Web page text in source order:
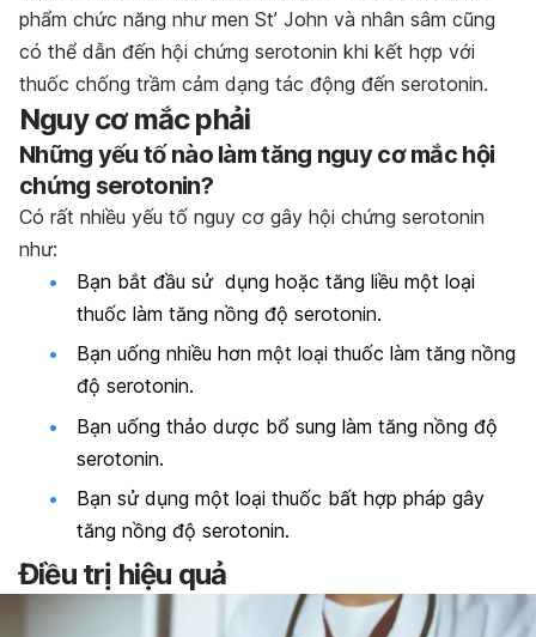
phẩm chức năng như men St’ John và nhân sâm cũng
có thể dẫn đến hội chứng serotonin khi kết hợp với
thuốc chống trầm cảm dạng tác động đến serotonin.
Nguy cơ mắc phải
Những yếu tố nào làm tăng nguy cơ mắc hội
chứng serotonin?
Có rất nhiều yếu tố nguy cơ gây hội chứng serotonin
như:
Bạn bắt đầu sử dụng hoặc tăng liều một loại
thuốc làm tăng nồng độ serotonin.
Bạn uống nhiều hơn một loại thuốc làm tăng nồng
độ serotonin.
Bạn uống thảo dược bổ sung làm tăng nồng độ
serotonin.
Bạn sử dụng một loại thuốc bất hợp pháp gây
tăng nồng độ serotonin.
Điều trị hiệu quả